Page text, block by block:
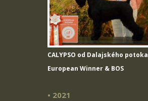
CALYPSO od Dalajského potoka
European Winner & BOS
• 2021